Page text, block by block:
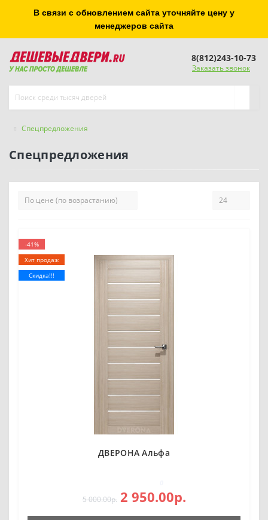
В связи с обновлением сайта уточняйте цену у
менеджеров сайта
8(812)243-10-73
Заказать звонок
Спецпредложения
Спецпредложения
-41%
Хит продаж
Скидка!!!
ДВЕРОНА Альфа
5 000.00р. 2 950.00р.